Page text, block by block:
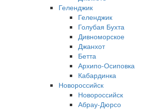
Геленджик
Геленджик
Голубая Бухта
Дивноморское
Джанхот
Бетта
Архипо-Осиповка
Кабардинка
Новороссийск
Новороссийск
Абрау-Дюрсо